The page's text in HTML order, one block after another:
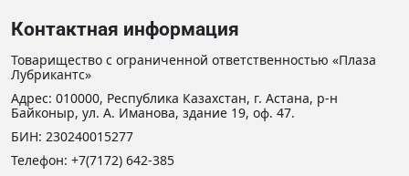
(Italien)
Fiat
9.55523
Fiat
PARAFLU
11
Ford
Контактная информация
Товарищество с ограниченной ответственностью «Плаза
Лубрикантс»
Адрес: 010000, Республика Казахстан, г. Астана, р-н
Байконыр, ул. А. Иманова, здание 19, оф. 47.
БИН: 230240015277
Телефон: +7(7172) 642-385